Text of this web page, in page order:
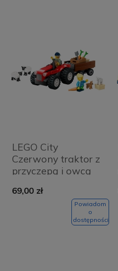
LEGO City
Czerwony traktor z
przyczepą i owcą
69,00 zł
Powiadom
o
dostępności